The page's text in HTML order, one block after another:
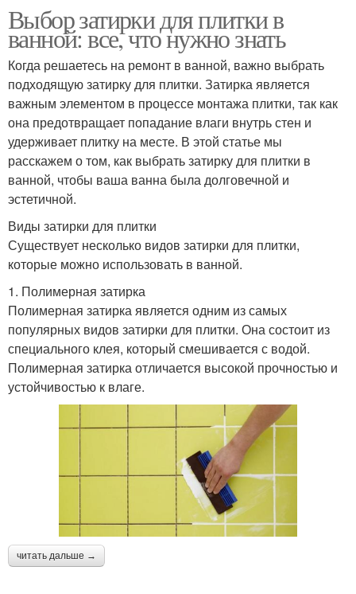
Выбор затирки для плитки в
ванной: все, что нужно знать
Когда решаетесь на ремонт в ванной, важно выбрать
подходящую затирку для плитки. Затирка является
важным элементом в процессе монтажа плитки, так как
она предотвращает попадание влаги внутрь стен и
удерживает плитку на месте. В этой статье мы
расскажем о том, как выбрать затирку для плитки в
ванной, чтобы ваша ванна была долговечной и
эстетичной.
Виды затирки для плитки
Существует несколько видов затирки для плитки,
которые можно использовать в ванной.
1. Полимерная затирка
Полимерная затирка является одним из самых
популярных видов затирки для плитки. Она состоит из
специального клея, который смешивается с водой.
Полимерная затирка отличается высокой прочностью и
устойчивостью к влаге.
читать дальше →